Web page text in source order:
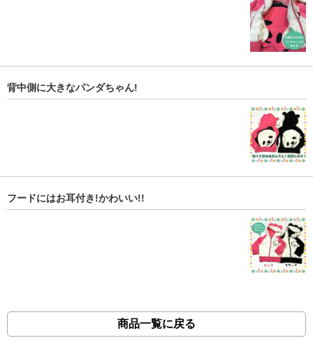
背中側に大きなパンダちゃん!
フードにはお耳付き!かわいい!!
商品一覧に戻る